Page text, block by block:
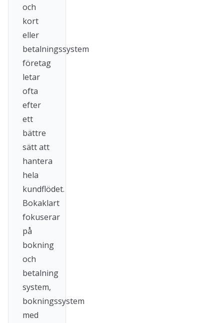
och
kort
eller
betalningssystem
företag
letar
ofta
efter
ett
bättre
sätt att
hantera
hela
kundflödet.
Bokaklart
fokuserar
på
bokning
och
betalning
system,
bokningssystem
med